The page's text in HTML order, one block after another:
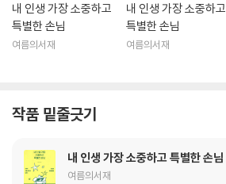
내 인생 가장 소중하고
특별한 손님
여름의서재
내 인생 가장 소중하고
특별한 손님
여름의서재
작품 밑줄긋기
내 인생 가장 소중하고 특별한 손님
여름의서재